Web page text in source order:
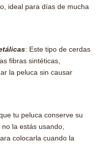
ideal para días de mucha
: Este tipo de cerdas
fibras sintéticas,
la peluca sin causar
tu peluca conserve su
la estás usando,
colocarla cuando la